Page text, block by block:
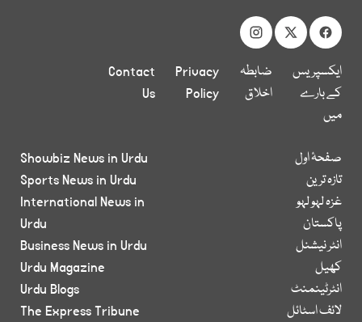
ایکسپریس
کے بارے
میں
ضابطہ
اخلاق
Privacy
Policy
Contact
Us
صفحۂ اول
تازہ ترین
غزہ لہو لہو
پاکستان
انٹر نیشنل
کھیل
انٹرٹینمنٹ
لائف اسٹائل
Showbiz News in Urdu
Sports News in Urdu
International News in
Urdu
Business News in Urdu
Urdu Magazine
Urdu Blogs
The Express Tribune